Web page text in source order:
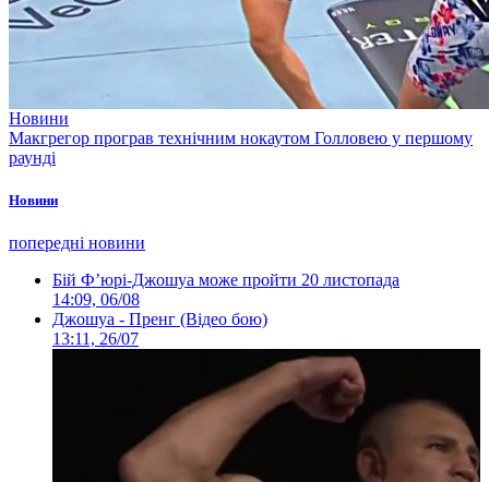
Новини
Макгрегор програв технічним нокаутом Голловею у першому
раунді
Новини
попередні новини
Бій Ф’юрі-Джошуа може пройти 20 листопада
14:09, 06/08
Джошуа - Пренг (Відео бою)
13:11, 26/07